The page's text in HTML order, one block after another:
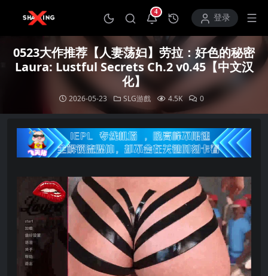
4
打开通知中心登录
0523大作推荐【人妻荡妇】劳拉：好色的秘密
Laura: Lustful Secrets Ch.2 v0.45【中文汉
化】
2026-05-23 SLG游戲 4.5K 0